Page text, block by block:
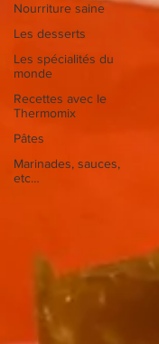
Nourriture saine
Les desserts
Les spécialités du
monde
Recettes avec le
Thermomix
Pâtes
Marinades, sauces,
etc…